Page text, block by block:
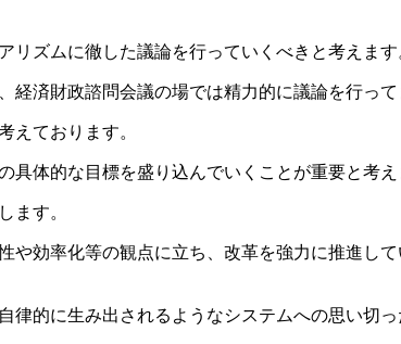
ズムに徹した議論を行っていくべきと考えます
済財政諮問会議の場では精力的に議論を行って
えております。
体的な目標を盛り込んでいくことが重要と考え
ます。
効率化等の観点に立ち、改革を強力に推進して
的に生み出されるようなシステムへの思い切っ